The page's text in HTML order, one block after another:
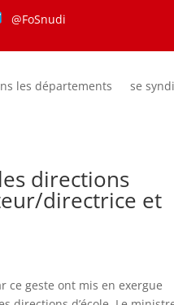
@FoSnudi
les départements se
directions
directrice et
ce geste ont mis en exergue